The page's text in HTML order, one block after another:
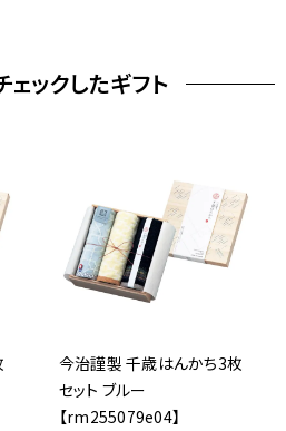
ックしたギフト
今治謹製 千歳はんかち3枚
セット ブルー
【rm255079e04】